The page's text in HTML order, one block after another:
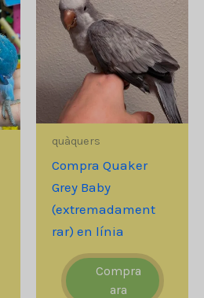
quàquers
Compra Quaker
Grey Baby
(extremadament
rar) en línia
Compra
ara